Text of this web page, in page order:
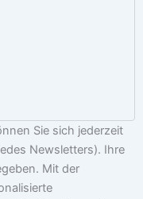
Sie sich jederzeit
Newsletters). Ihre
Mit der